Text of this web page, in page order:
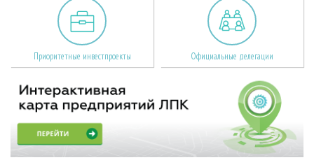
Приоритетные инвестпроекты Официальные делегации